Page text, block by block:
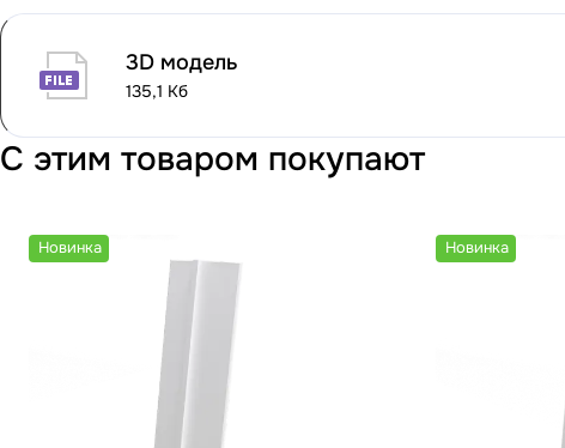
3D модель
135,1 Кб
С этим товаром покупают
Новинка Новинка